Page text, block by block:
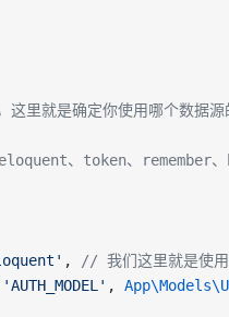
里就是确定你使用哪个数据源
、token、remember
, // 我们这里就是使
'AUTH_MODEL' ,